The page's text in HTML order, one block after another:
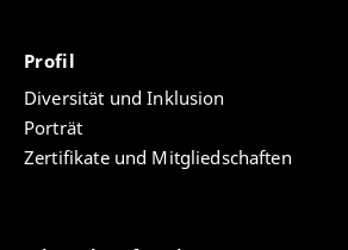
Profil
Diversität und Inklusion
Porträt
Zertifikate und Mitgliedschaften